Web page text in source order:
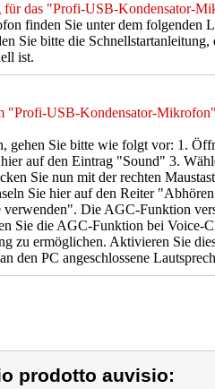
für das "Profi-USB-Kondensator-
finden Sie unter dem folgenden
Sie bitte die Schnellstartanleitung,
ist.
"Profi-USB-Kondensator-
gehen Sie bitte wie folgt vor: 1.
auf den Eintrag "Sound" 3.
Sie nun mit der rechten
Sie hier auf den Reiter
Die AGC-Funktion
Sie die AGC-Funktion bei Voice-
zu ermöglichen. Aktivieren Sie
den PC angeschlossene
prodotto auvisio: